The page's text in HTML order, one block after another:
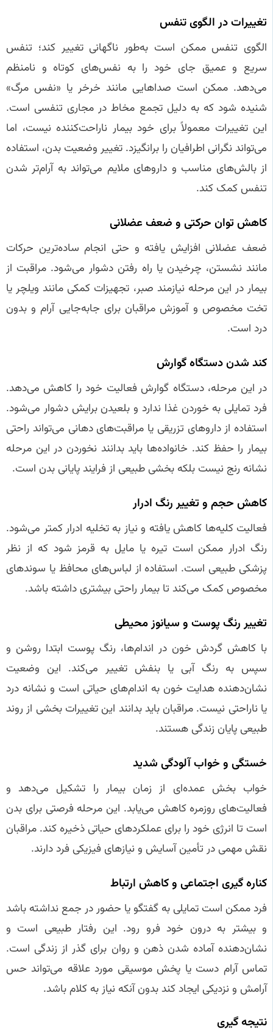
تغییرات در الگوی تنفس
الگوی تنفس ممکن است به‌طور ناگهانی تغییر کند؛ تنفس
سریع و عمیق جای خود را به نفس‌های کوتاه و نامنظم
می‌دهد. ممکن است صداهایی مانند خرخر یا «نفس مرگ»
شنیده شود که به دلیل تجمع مخاط در مجاری تنفسی است.
این تغییرات معمولاً برای خود بیمار ناراحت‌کننده نیست، اما
می‌تواند نگرانی اطرافیان را برانگیزد. تغییر وضعیت بدن، استفاده
از بالش‌های مناسب و داروهای ملایم می‌تواند به آرام‌تر شدن
تنفس کمک کند.
کاهش توان حرکتی و ضعف عضلانی
ضعف عضلانی افزایش یافته و حتی انجام ساده‌ترین حرکات
مانند نشستن، چرخیدن یا راه رفتن دشوار می‌شود. مراقبت از
بیمار در این مرحله نیازمند صبر، تجهیزات کمکی مانند ویلچر یا
تخت مخصوص و آموزش مراقبان برای جابه‌جایی آرام و بدون
درد است.
کند شدن دستگاه گوارش
در این مرحله، دستگاه گوارش فعالیت خود را کاهش می‌دهد.
فرد تمایلی به خوردن غذا ندارد و بلعیدن برایش دشوار می‌شود.
استفاده از داروهای تزریقی یا مراقبت‌های دهانی می‌تواند راحتی
بیمار را حفظ کند. خانواده‌ها باید بدانند نخوردن در این مرحله
نشانه رنج نیست بلکه بخشی طبیعی از فرایند پایانی بدن است.
کاهش حجم و تغییر رنگ ادرار
فعالیت کلیه‌ها کاهش یافته و نیاز به تخلیه ادرار کمتر می‌شود.
رنگ ادرار ممکن است تیره یا مایل به قرمز شود که از نظر
پزشکی طبیعی است. استفاده از لباس‌های محافظ یا سوندهای
مخصوص کمک می‌کند تا بیمار راحتی بیشتری داشته باشد.
تغییر رنگ پوست و سیانوز محیطی
با کاهش گردش خون در اندام‌ها، رنگ پوست ابتدا روشن و
سپس به رنگ آبی یا بنفش تغییر می‌کند. این وضعیت
نشان‌دهنده هدایت خون به اندام‌های حیاتی است و نشانه درد
یا ناراحتی نیست. مراقبان باید بدانند این تغییرات بخشی از روند
طبیعی پایان زندگی هستند.
خستگی و خواب‌ آلودگی شدید
خواب بخش عمده‌ای از زمان بیمار را تشکیل می‌دهد و
فعالیت‌های روزمره کاهش می‌یابد. این مرحله فرصتی برای بدن
است تا انرژی خود را برای عملکردهای حیاتی ذخیره کند. مراقبان
نقش مهمی در تأمین آسایش و نیازهای فیزیکی فرد دارند.
کناره‌ گیری اجتماعی و کاهش ارتباط
فرد ممکن است تمایلی به گفتگو یا حضور در جمع نداشته باشد
و بیشتر به درون خود فرو رود. این رفتار طبیعی است و
نشان‌دهنده آماده شدن ذهن و روان برای گذر از زندگی است.
تماس آرام دست یا پخش موسیقی مورد علاقه می‌تواند حس
آرامش و نزدیکی ایجاد کند بدون آنکه نیاز به کلام باشد.
نتیجه‌ گیری